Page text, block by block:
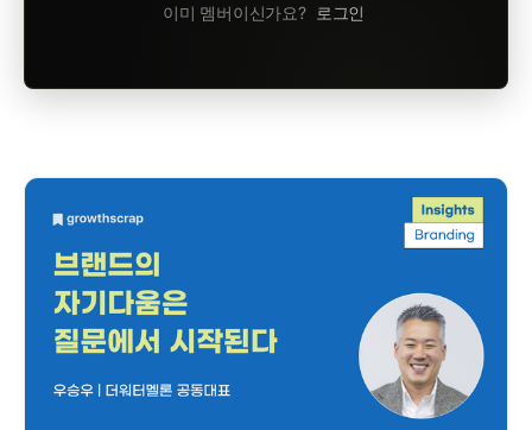
이미 멤버이신가요? 로그인